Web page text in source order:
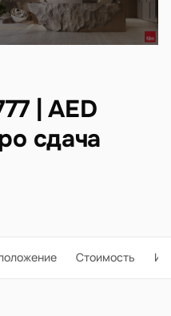
| AED
сдача
Стоимость